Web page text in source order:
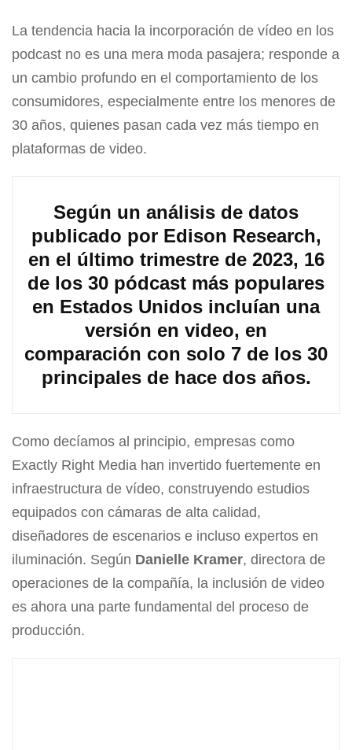
La tendencia hacia la incorporación de vídeo en los
podcast no es una mera moda pasajera; responde a
un cambio profundo en el comportamiento de los
consumidores, especialmente entre los menores de
30 años, quienes pasan cada vez más tiempo en
plataformas de video.
Según un análisis de datos
publicado por Edison Research,
en el último trimestre de 2023, 16
de los 30 pódcast más populares
en Estados Unidos incluían una
versión en video, en
comparación con solo 7 de los 30
principales de hace dos años.
Como decíamos al principio, empresas como
Exactly Right Media han invertido fuertemente en
infraestructura de vídeo, construyendo estudios
equipados con cámaras de alta calidad,
diseñadores de escenarios e incluso expertos en
iluminación. Según Danielle Kramer, directora de
operaciones de la compañía, la inclusión de video
es ahora una parte fundamental del proceso de
producción.